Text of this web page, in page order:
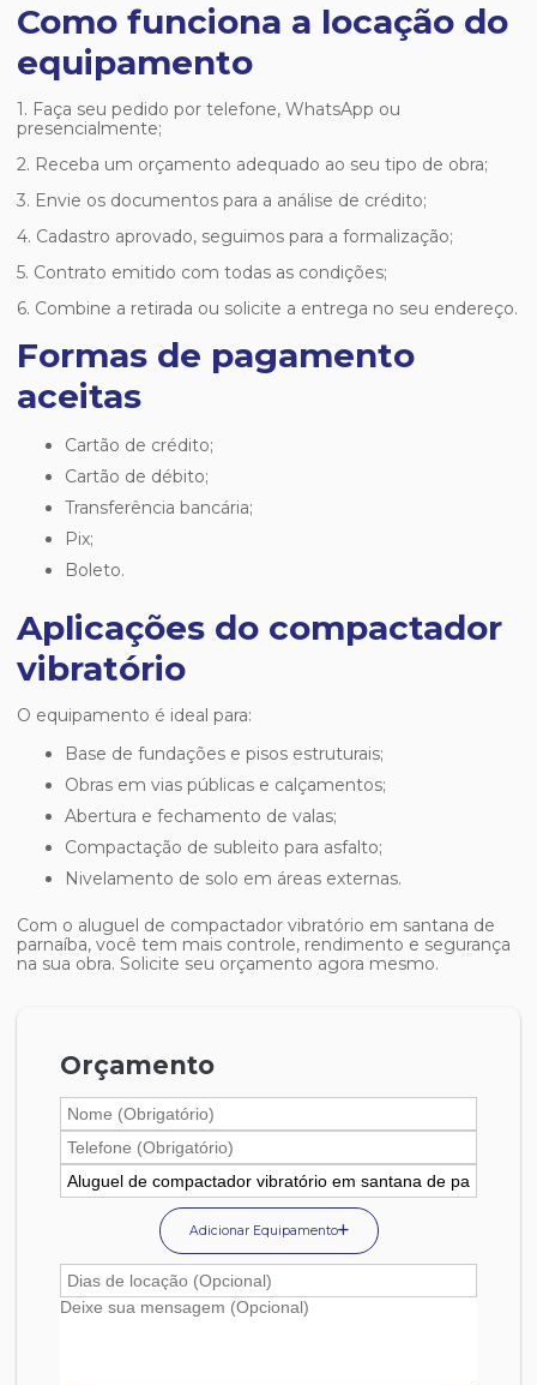
Como funciona a locação do
equipamento
1. Faça seu pedido por telefone, WhatsApp ou
presencialmente;
2. Receba um orçamento adequado ao seu tipo de obra;
3. Envie os documentos para a análise de crédito;
4. Cadastro aprovado, seguimos para a formalização;
5. Contrato emitido com todas as condições;
6. Combine a retirada ou solicite a entrega no seu endereço.
Formas de pagamento
aceitas
Cartão de crédito;
Cartão de débito;
Transferência bancária;
Pix;
Boleto.
Aplicações do compactador
vibratório
O equipamento é ideal para:
Base de fundações e pisos estruturais;
Obras em vias públicas e calçamentos;
Abertura e fechamento de valas;
Compactação de subleito para asfalto;
Nivelamento de solo em áreas externas.
Com o aluguel de compactador vibratório em santana de
parnaíba, você tem mais controle, rendimento e segurança
na sua obra. Solicite seu orçamento agora mesmo.
Orçamento
Adicionar Equipamento